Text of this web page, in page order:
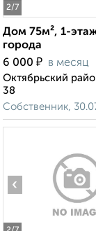
2/7
Дом 75м², 1-
города
6 000 ₽ в месяц
Октябрьский
38
Собственник,
‹